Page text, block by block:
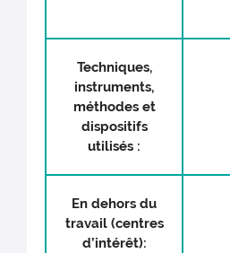
Techniques,
instruments,
méthodes et
dispositifs
utilisés :
En dehors du
travail (centres
d’intérêt):